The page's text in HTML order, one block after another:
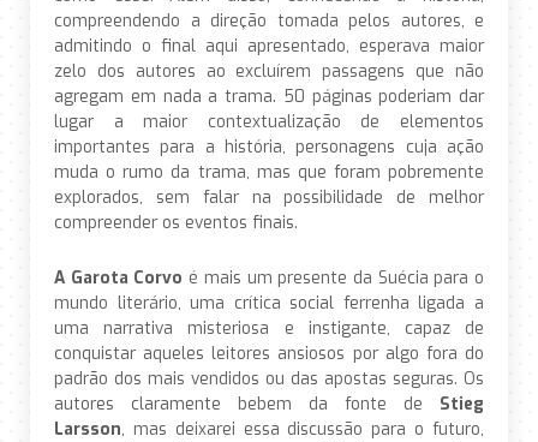
compreendendo a direção tomada pelos autores, e
admitindo o final aqui apresentado, esperava maior
zelo dos autores ao excluírem passagens que não
agregam em nada a trama. 50 páginas poderiam dar
lugar a maior contextualização de elementos
importantes para a história, personagens cuja ação
muda o rumo da trama, mas que foram pobremente
explorados, sem falar na possibilidade de melhor
compreender os eventos finais.
A Garota Corvo é mais um presente da Suécia para o
mundo literário, uma crítica social ferrenha ligada a
uma narrativa misteriosa e instigante, capaz de
conquistar aqueles leitores ansiosos por algo fora do
padrão dos mais vendidos ou das apostas seguras. Os
autores claramente bebem da fonte de Stieg
Larsson, mas deixarei essa discussão para o futuro,